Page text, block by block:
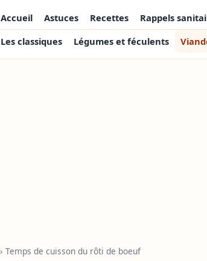
Accueil Astuces Recettes Rappels
Les classiques
Légumes et féculents
Temps de cuisson du rôti de boeuf